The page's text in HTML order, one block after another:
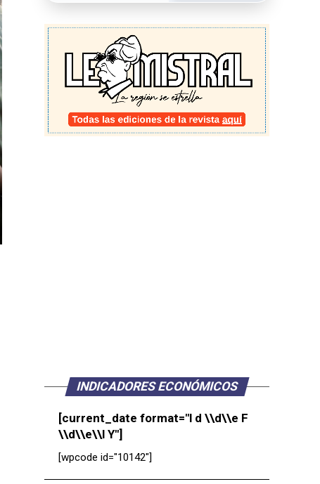
INDICADORES ECONÓMICOS
[current_date format="l d \\d\\e F
\\d\\e\\l Y"]
[wpcode id="10142"]